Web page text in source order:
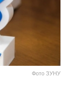
Фото ЗУНУ